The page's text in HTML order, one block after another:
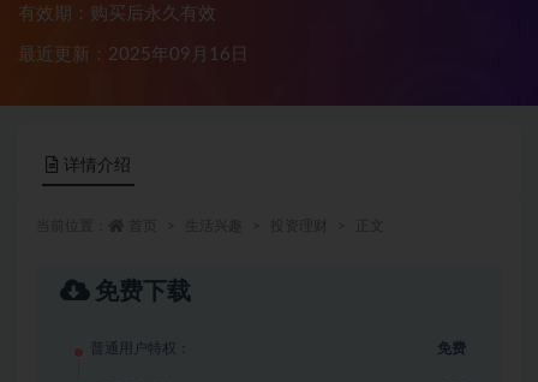
有效期：购买后永久有效
最近更新：2025年09月16日
详情介绍
免费下载
普通用户特权： 免费